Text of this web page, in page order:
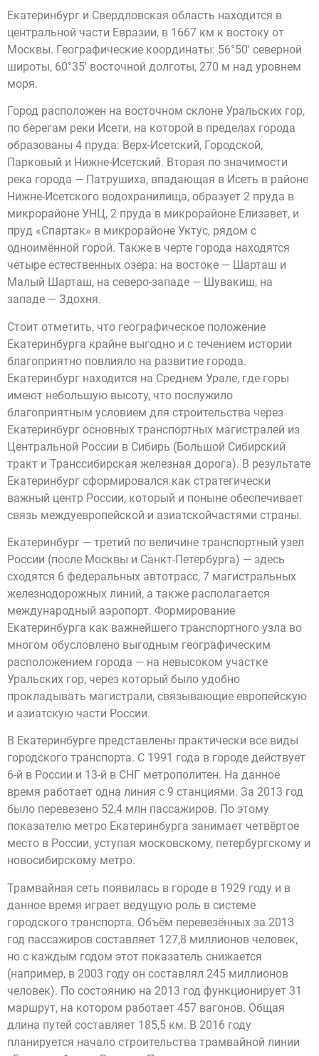
Екатеринбург и Свердловская область находится в
центральной части Евразии, в 1667 км к востоку от
Москвы. Географические координаты: 56°50′ северной
широты, 60°35′ восточной долготы, 270 м над уровнем
моря.
Город расположен на восточном склоне Уральских гор,
по берегам реки Исети, на которой в пределах города
образованы 4 пруда: Верх-Исетский, Городской,
Парковый и Нижне-Исетский. Вторая по значимости
река города — Патрушиха, впадающая в Исеть в районе
Нижне-Исетского водохранилища, образует 2 пруда в
микрорайоне УНЦ, 2 пруда в микрорайоне Елизавет, и
пруд «Спартак» в микрорайоне Уктус, рядом с
одноимённой горой. Также в черте города находятся
четыре естественных озера: на востоке — Шарташ и
Малый Шарташ, на северо-западе — Шувакиш, на
западе — Здохня.
Стоит отметить, что географическое положение
Екатеринбурга крайне выгодно и с течением истории
благоприятно повлияло на развитие города.
Екатеринбург находится на Среднем Урале, где горы
имеют небольшую высоту, что послужило
благоприятным условием для строительства через
Екатеринбург основных транспортных магистралей из
Центральной России в Сибирь (Большой Сибирский
тракт и Транссибирская железная дорога). В результате
Екатеринбург сформировался как стратегически
важный центр России, который и поныне обеспечивает
связь междуевропейской и азиатскойчастями страны.
Екатеринбург — третий по величине транспортный узел
России (после Москвы и Санкт-Петербурга) — здесь
сходятся 6 федеральных автотрасс, 7 магистральных
железнодорожных линий, а также располагается
международный аэропорт. Формирование
Екатеринбурга как важнейшего транспортного узла во
многом обусловлено выгодным географическим
расположением города — на невысоком участке
Уральских гор, через который было удобно
прокладывать магистрали, связывающие европейскую
и азиатскую части России.
В Екатеринбурге представлены практически все виды
городского транспорта. С 1991 года в городе действует
6-й в России и 13-й в СНГ метрополитен. На данное
время работает одна линия с 9 станциями. За 2013 год
было перевезено 52,4 млн пассажиров. По этому
показателю метро Екатеринбурга занимает четвёртое
место в России, уступая московскому, петербургскому и
новосибирскому метро.
Трамвайная сеть появилась в городе в 1929 году и в
данное время играет ведущую роль в системе
городского транспорта. Объём перевезённых за 2013
год пассажиров составляет 127,8 миллионов человек,
но с каждым годом этот показатель снижается
(например, в 2003 году он составлял 245 миллионов
человек). По состоянию на 2013 год функционирует 31
маршрут, на котором работает 457 вагонов. Общая
длина путей составляет 185,5 км. В 2016 году
планируется начало строительства трамвайной линии